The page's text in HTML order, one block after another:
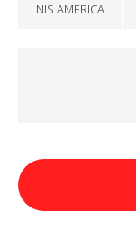
NIS AMERICA